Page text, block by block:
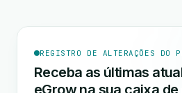
REGISTRO DE ALTERAÇÕES DO
Receba as últimas
eGrow na sua caixa